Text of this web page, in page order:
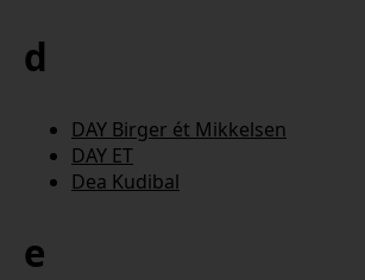
d
DAY Birger ét Mikkelsen
DAY ET
Dea Kudibal
e